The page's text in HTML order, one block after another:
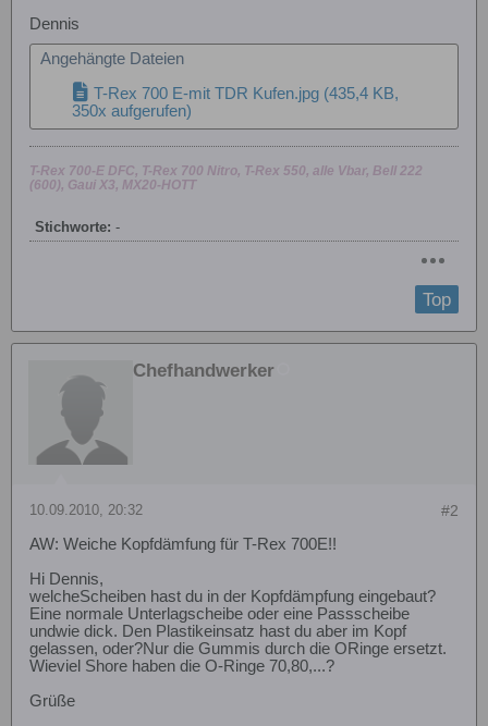
Dennis
Angehängte Dateien
T-Rex 700 E-mit TDR Kufen.jpg (435,4 KB,
350x aufgerufen)
T-Rex 700-E DFC, T-Rex 700 Nitro, T-Rex 550, alle Vbar, Bell 222
(600), Gaui X3, MX20-HOTT
Stichworte: -
Top
Chefhandwerker
#2
10.09.2010, 20:32
AW: Weiche Kopfdämfung für T-Rex 700E!!
Hi Dennis,
welcheScheiben hast du in der Kopfdämpfung eingebaut?
Eine normale Unterlagscheibe oder eine Passscheibe
undwie dick. Den Plastikeinsatz hast du aber im Kopf
gelassen, oder?Nur die Gummis durch die ORinge ersetzt.
Wieviel Shore haben die O-Ringe 70,80,...?
Grüße